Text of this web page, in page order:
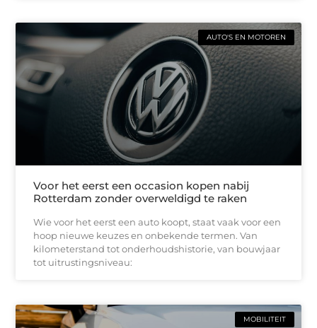
AUTO'S EN MOTOREN
Voor het eerst een occasion kopen nabij
Rotterdam zonder overweldigd te raken
Wie voor het eerst een auto koopt, staat vaak voor een
hoop nieuwe keuzes en onbekende termen. Van
kilometerstand tot onderhoudshistorie, van bouwjaar
tot uitrustingsniveau:
MOBILITEIT